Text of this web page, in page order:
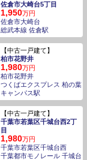
佐倉市大崎台5丁目
1,950万円
佐倉市大崎台
総武本線 佐倉駅
【中古一戸建て】
柏市花野井
1,980万円
柏市花野井
つくばエクスプレス 柏の葉
キャンパス駅
【中古一戸建て】
千葉市若葉区千城台西2丁
目
1,980万円
千葉市若葉区千城台西
千葉都市モノレール 千城台